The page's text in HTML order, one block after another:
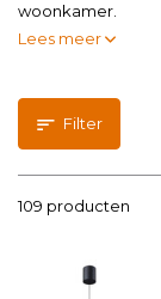
woonkamer.
Lees meer
Filter
109 producten